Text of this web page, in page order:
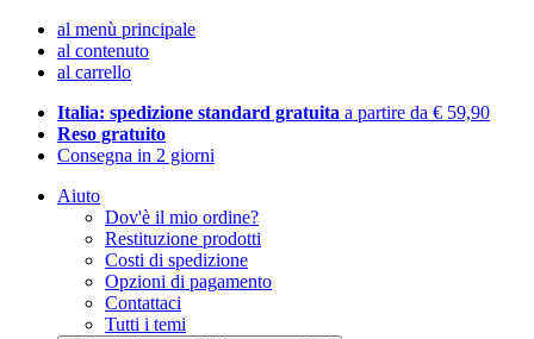
al menù principale
al contenuto
al carrello
Italia: spedizione standard gratuita a partire da € 59,90
Reso gratuito
Consegna in 2 giorni
Aiuto
Dov'è il mio ordine?
Restituzione prodotti
Costi di spedizione
Opzioni di pagamento
Contattaci
Tutti i temi